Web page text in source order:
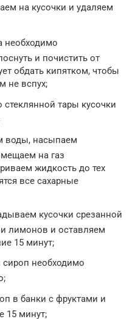
на кусочки и удаляем
необходимо
и почистить от
обдать кипятком, чтобы
не вспух;
тары кусочки
воды, насыпаем
на газ
жидкость до тех
все сахарные
кусочки срезанной
лимонов и оставляем
15 минут;
сироп необходимо
в банки с фруктами и
15 минут;